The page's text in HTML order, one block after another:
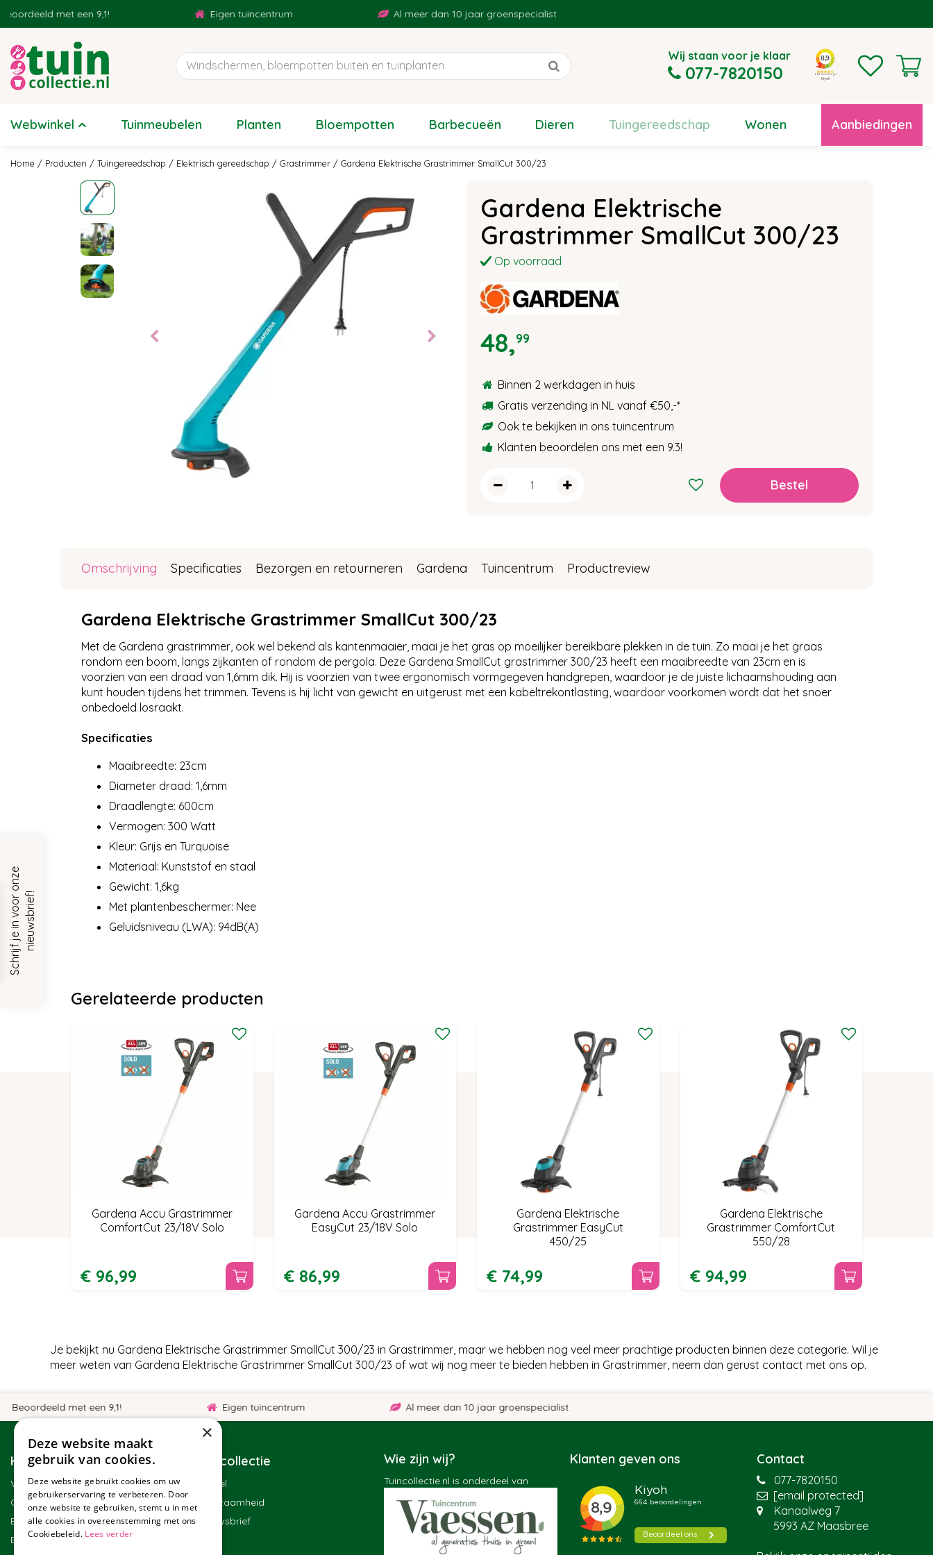
Home Producten Tuingereedschap Elektrisch gereedschap Grastrimmer Gardena Elektrische Grastrimmer SmallCut 300/23
met een 9,1! Eigen tuincentrum Al meer dan 10 jaar groenspecialist
Wij staan voor je klaar
077-7820150
Webwinkel Tuinmeubelen Planten Bloempotten Barbecueën Dieren Tuingereedschap Wonen Aanbiedingen
Gardena Elektrische
Grastrimmer SmallCut 300/23
Op voorraad
48,99
Binnen 2 werkdagen in huis
Gratis verzending in NL vanaf €50,-*
Ook te bekijken in ons tuincentrum
Klanten beoordelen ons met een 9.3!
Omschrijving Specificaties Bezorgen en retourneren Gardena Tuincentrum Productreview
Gardena Elektrische Grastrimmer SmallCut 300/23
Met de Gardena grastrimmer, ook wel bekend als kantenmaaier, maai je het gras op moeilijker bereikbare plekken in de tuin. Zo maai je het graas
rondom een boom, langs zijkanten of rondom de pergola. Deze Gardena SmallCut grastrimmer 300/23 heeft een maaibreedte van 23cm en is
voorzien van een draad van 1,6mm dik. Hij is voorzien van twee ergonomisch vormgegeven handgrepen, waardoor je de juiste lichaamshouding aan
kunt houden tijdens het trimmen. Tevens is hij licht van gewicht en uitgerust met een kabeltrekontlasting, waardoor voorkomen wordt dat het snoer
onbedoeld losraakt.
Specificaties
Maaibreedte: 23cm
Diameter draad: 1,6mm
Draadlengte: 600cm
Vermogen: 300 Watt
Kleur: Grijs en Turquoise
Materiaal: Kunststof en staal
Gewicht: 1,6kg
Met plantenbeschermer: Nee
Geluidsniveau (LWA): 94dB(A)
Gerelateerde producten
Gardena Accu Grastrimmer
ComfortCut 23/18V Solo
€ 96,99
Gardena Accu Grastrimmer
EasyCut 23/18V Solo
€ 86,99
Gardena Elektrische
Grastrimmer EasyCut
450/25
€ 74,99
Gardena Elektrische
Grastrimmer ComfortCut
550/28
€ 94,99
Je bekijkt nu Gardena Elektrische Grastrimmer SmallCut 300/23 in Grastrimmer, maar we hebben nog veel meer prachtige producten binnen deze categorie. Wil je
meer weten van Gardena Elektrische Grastrimmer SmallCut 300/23 of wat wij nog meer te bieden hebben in Grastrimmer, neem dan gerust contact met ons op.
met een 9,1! Eigen tuincentrum Al meer dan 10 jaar groenspecialist
Klantenservice
Veelgestelde vragen
Contact
Bestellen
Bezorgen en afhalen
Tuincollectie
Winkel
Duurzaamheid
Nieuwsbrief
Wie zijn wij?
Tuincollectie.nl is onderdeel van
Klanten geven ons Contact
077-7820150
[email protected]
Kanaalweg 7
5993 AZ Maasbree
S
c
h
r
i
j
f
j
e
i
n
v
o
o
r
o
n
z
e
n
i
e
u
w
s
b
r
i
e
f!
×
Deze website maakt
gebruik van cookies.
Deze website gebruikt cookies om uw
gebruikerservaring te verbeteren. Door
onze website te gebruiken, stemt u in met
alle cookies in overeenstemming met ons
Cookiebeleid. Lees verder